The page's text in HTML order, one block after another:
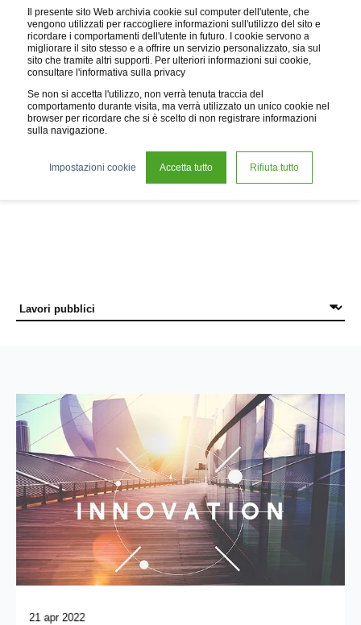
Il presente sito Web archivia cookie sul computer dell'utente, che
vengono utilizzati per raccogliere informazioni sull'utilizzo del sito e
ricordare i comportamenti dell'utente in futuro. I cookie servono a
migliorare il sito stesso e a offrire un servizio personalizzato, sia sul
sito che tramite altri supporti. Per ulteriori informazioni sui cookie,
consultare l'informativa sulla privacy
Se non si accetta l'utilizzo, non verrà tenuta traccia del
comportamento durante visita, ma verrà utilizzato un unico cookie nel
browser per ricordare che si è scelto di non registrare informazioni
sulla navigazione.
Impostazioni cookie Accetta tutto Rifiuta tutto
News
21 apr 2022